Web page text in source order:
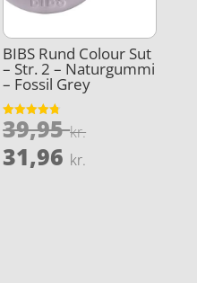
BIBS Rund Colour Sut
– Str. 2 – Naturgummi
– Fossil Grey
Vurderet
4.8
39,95kr.Den
31,96 kr.